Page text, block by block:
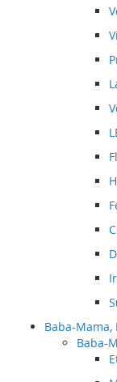
Baba-Mama,
Baba-